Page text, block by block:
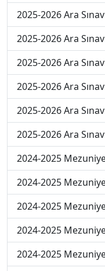
2025-2026 Ara
2025-2026 Ara
2025-2026 Ara
2025-2026 Ara
2025-2026 Ara
2025-2026 Ara
2024-2025
2024-2025
2024-2025
2024-2025
2024-2025